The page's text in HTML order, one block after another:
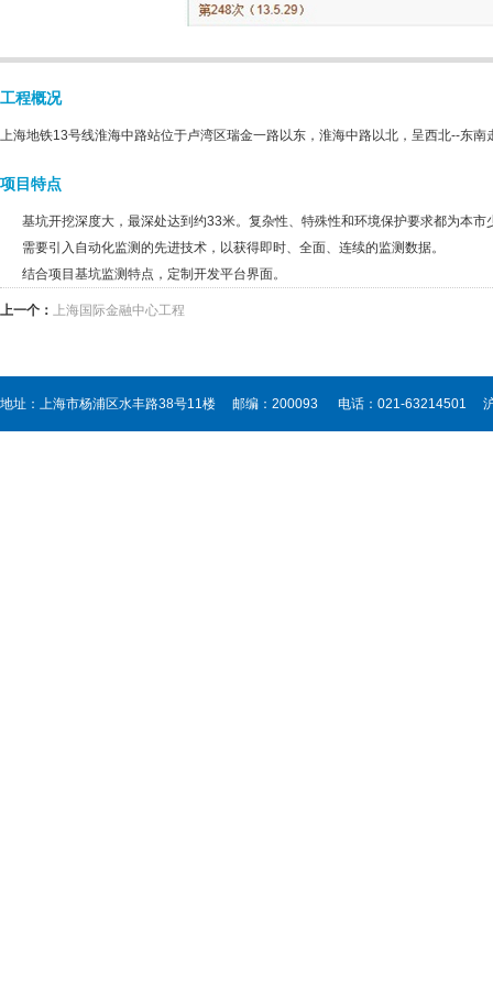
工程概况
上海地铁13号线淮海中路站位于卢湾区瑞金一路以东，淮海中路以北，呈西北--东
项目特点
基坑开挖深度大，最深处达到约33米。复杂性、特殊性和环境保护要求都为本市
需要引入自动化监测的先进技术，以获得即时、全面、连续的监测数据。
结合项目基坑监测特点，定制开发平台界面。
上一个： 上海国际金融中心工程
地址：上海市杨浦区水丰路38号11楼 邮编：200093 电话：021-63214501